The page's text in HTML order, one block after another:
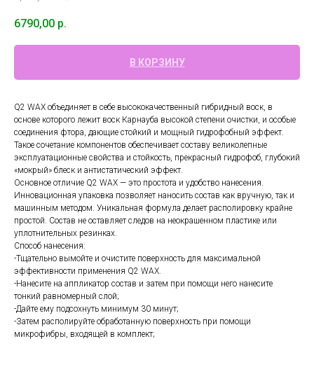
6790,00 р.
В КОРЗИНУ
Q2 WAX объединяет в себе высококачественный гибридный воск, в
основе которого лежит воск Карнауба высокой степени очистки, и особые
соединения фтора, дающие стойкий и мощный гидрофобный эффект.
Такое сочетание компонентов обеспечивает составу великолепные
эксплуатационные свойства и стойкость, прекрасный гидрофоб, глубокий
«мокрый» блеск и антистатический эффект.
Основное отличие Q2 WAX — это простота и удобство нанесения.
Инновационная упаковка позволяет наносить состав как вручную, так и
машинным методом. Уникальная формула делает располировку крайне
простой. Состав не оставляет следов на неокрашенном пластике или
уплотнительных резинках.
Способ нанесения:
-Тщательно вымойте и очистите поверхность для максимальной
эффективности применения Q2 WAX.
-Нанесите на аппликатор состав и затем при помощи него нанесите
тонкий равномерный слой;
-Дайте ему подсохнуть минимум 30 минут;
-Затем располируйте обработанную поверхность при помощи
микрофибры, входящей в комплект;